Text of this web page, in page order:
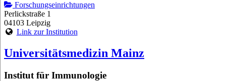
Forschungseinrichtungen
Perlickstraße 1
04103 Leipzig
Link zur Institution
Universitätsmedizin Mainz
Institut für Immunologie